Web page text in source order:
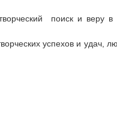
поиск и веру в
успехов и удач,